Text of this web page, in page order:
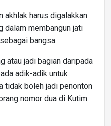
akhlak harus digalakkan
dalam membangun jati
bangsa.
atau jadi bagian daripada
adik-adik untuk
tidak boleh jadi penonton
nomor dua di Kutim